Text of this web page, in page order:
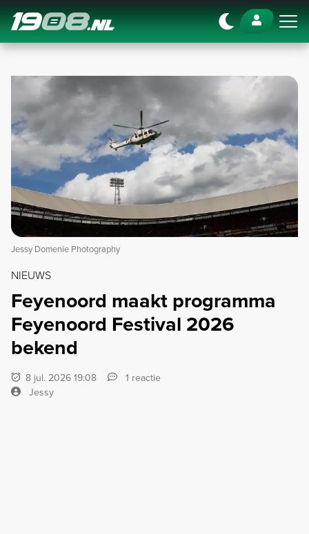
Navigation
Jessy Domenie Photography
NIEUWS
Feyenoord maakt programma
Feyenoord Festival 2026
bekend
8 jul. 2026 19:08
1 reactie
Jessy